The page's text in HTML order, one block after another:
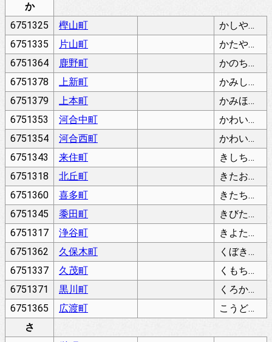
か
6751325
樫山町
かしやまちょう
6751335
片山町
かたやまちょう
6751364
鹿野町
かのちょう
6751378
上新町
かみしんまち
6751379
上本町
かみほんまち
6751353
河合中町
かわいなかちょう
6751354
河合西町
かわいにしちょう
6751343
来住町
きしちょう
6751318
北丘町
きたおかちょう
6751360
喜多町
きたちょう
6751345
黍田町
きびたちょう
6751317
浄谷町
きよたにちょう
6751362
久保木町
くぼきちょう
6751337
久茂町
くもちょう
6751371
黒川町
くろかわちょう
6751365
広渡町
こうどちょう
さ